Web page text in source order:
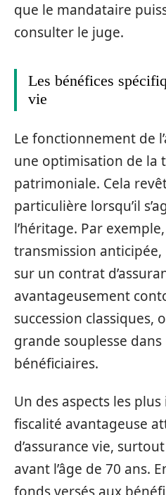
que le mandataire
consulter le juge.
Les bénéfices
vie
Le fonctionnement de
une optimisation de la
patrimoniale. Cela
particulière lorsqu’il
l’héritage. Par
transmission
sur un contrat
avantageusement
succession classiques,
grande souplesse
bénéficiaires.
Un des aspects les
fiscalité avantageuse
d’assurance vie,
avant l’âge de 70 ans.